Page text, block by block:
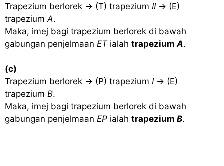
Trapezium berlorek → (T) trapezium II → (E)
trapeziumA.
Maka, imej bagi trapezium berlorek di bawah
gabungan penjelmaan ETialah trapeziumA.
(c)
Trapezium berlorek → (P) trapezium I → (E)
trapezium B.
Maka, imej bagi trapezium berlorek di bawah
gabungan penjelmaan EP ialah trapezium B.